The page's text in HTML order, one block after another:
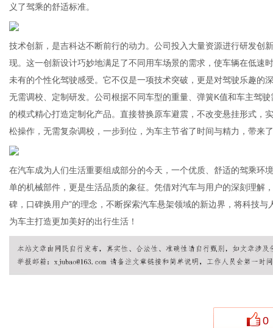
义了驾乘的舒适标准。
技术创新，是吉科达不断前行的动力。公司投入大量资源进行研发创
现。这一创新设计巧妙地满足了不同用车场景的需求，使车辆在低速
未有的个性化驾驶感受。它不仅是一项技术突破，更是对驾驶乐趣的
无需调校、定制研发。公司根据不同车型的重量、弹簧K值和车主驾
的模式精心打造定制化产品。直接替换原车避震，不改变悬挂形式，
松操作，无需复杂调校，一步到位，为车主节省了时间与精力，带来
在汽车成为人们生活重要组成部分的今天，一个优质、舒适的驾乘环
单的机械部件，更是生活品质的象征。凭借对汽车与用户的深刻理解
碑，口碑换用户”的理念，不断探索汽车悬架领域的新边界，将科技
为车主打造更加美好的出行生活！
0